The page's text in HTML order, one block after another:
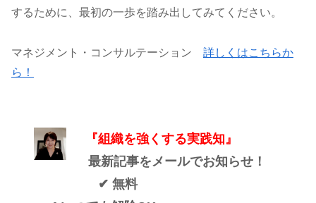
するために、最初の一歩を踏み出してみてください。
マネジメント・コンサルテーション 詳しくはこちらか
ら！
『組織を強くする実践知』
最新記事をメールでお知らせ！
✔ 無料